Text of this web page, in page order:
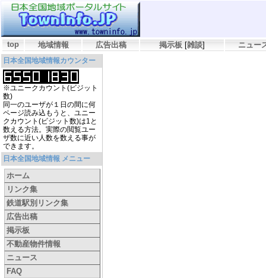
top 地域情報 広告出稿 掲示板 [雑談] ニュー
日本全国地域情報カウンター
※ユニークカウント(ビジット
数)
同一のユーザが１日の間に何
ページ読み込もうと、ユニー
クカウント(ビジット数)は1と
数える方法。実際の閲覧ユー
ザ数に近い人数を数える事が
できます。
日本全国地域情報 メニュー
ホーム
リンク集
鉄道駅別リンク集
広告出稿
掲示板
不動産物件情報
ニュース
FAQ